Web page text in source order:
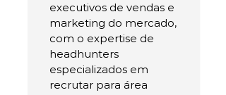
executivos de vendas e
marketing do mercado,
com o expertise de
headhunters
especializados em
recrutar para área